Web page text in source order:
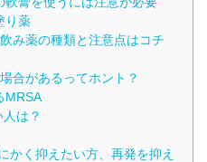
り薬
み薬の種類と注意点はコチ
合があるってホント？
MRSA
は？
かく抑えたい方、再発を抑え